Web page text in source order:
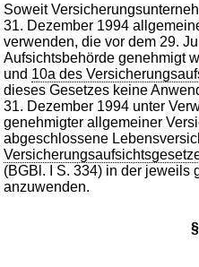
Soweit
31. Dezember 1994
verwenden, die vor dem 29.
Aufsichtsbehörde genehmigt
und 10a des
dieses Gesetzes keine
31. Dezember 1994 unter
genehmigter allgemeiner
abgeschlossene
(BGBl. I S. 334) in der jeweils
anzuwenden.